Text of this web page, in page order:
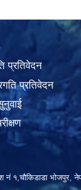
प्रतिवेदन
प्रतिवेदन
नं १,चौकिडाडा भोजपुर,